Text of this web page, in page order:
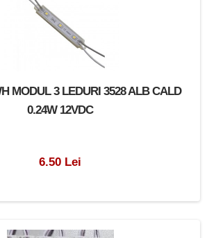
MODUL 3 LEDURI 3528 ALB CALD
0.24W 12VDC
6.50 Lei